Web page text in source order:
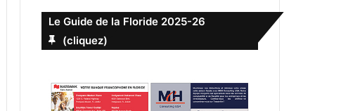
Le Guide de la Floride 2025-26
(cliquez)